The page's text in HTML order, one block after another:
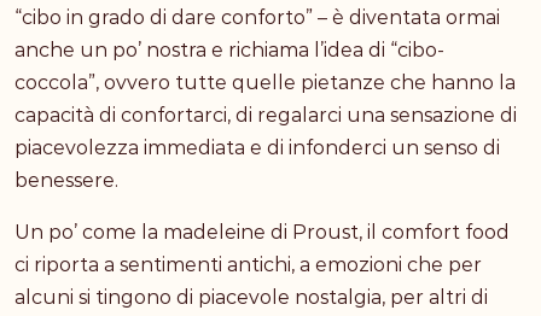
“cibo in grado di dare conforto” – è diventata ormai
anche un po’ nostra e richiama l’idea di “cibo-
coccola”, ovvero tutte quelle pietanze che hanno la
capacità di confortarci, di regalarci una sensazione di
piacevolezza immediata e di infonderci un senso di
benessere.
Un po’ come la madeleine di Proust, il comfort food
ci riporta a sentimenti antichi, a emozioni che per
alcuni si tingono di piacevole nostalgia, per altri di